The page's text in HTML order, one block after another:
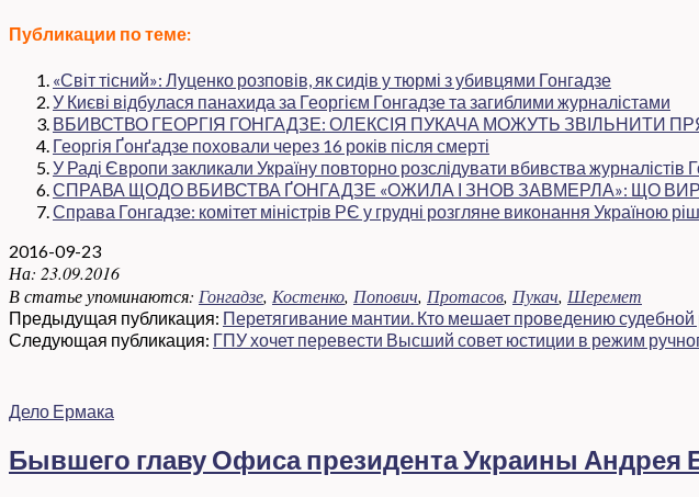
Публикации по теме:
«Світ тісний»: Луценко розповів, як сидів у тюрмі з убивцями Гонгадзе
У Києві відбулася панахида за Георгієм Гонгадзе та загиблими журналістами
ВБИВСТВО ГЕОРГІЯ ГОНГАДЗЕ: ОЛЕКСІЯ ПУКАЧА МОЖУТЬ ЗВІЛЬНИТИ
Георгія Ґонґадзе поховали через 16 років після смерті
У Раді Європи закликали Україну повторно розслідувати вбивства
СПРАВА ЩОДО ВБИВСТВА ҐОНГАДЗЕ «ОЖИЛА І ЗНОВ ЗАВМЕРЛА»: ЩО
Справа Гонгадзе: комітет міністрів РЄ у грудні розгляне виконання Україною
2016-09-23
На: 23.09.2016
В статье упоминаются: Гонгадзе, Костенко, Попович, Протасов, Пукач, Шеремет
Предыдущая публикация: Перетягивание мантии. Кто мешает проведению
Следующая публикация: ГПУ хочет перевести Высший совет юстиции в режим
Дело Ермака
Бывшего главу Офиса президента Украины Андрея